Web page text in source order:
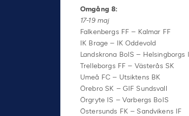
Omgång 8:
17-19 maj
Falkenbergs FF – Kalmar FF
IK Brage – IK Oddevold
Landskrona BoIS – Helsingborgs
Trelleborgs FF – Västerås SK
Umeå FC – Utsiktens BK
Örebro SK – GIF Sundsvall
Örgryte IS – Varbergs BoIS
Östersunds FK – Sandvikens IF